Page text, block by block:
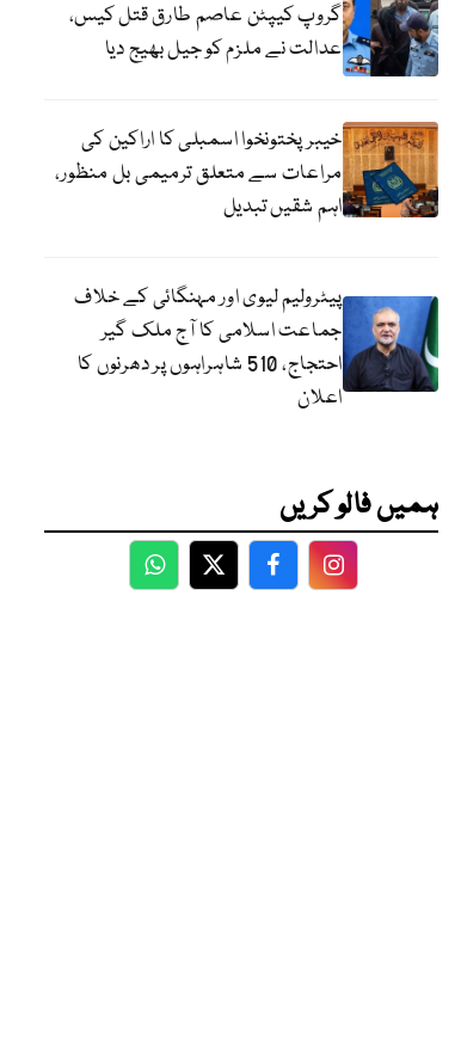
گروپ کیپٹن عاصم طارق قتل کیس،
عدالت نے ملزم کو جیل بھیج دیا
خیبرپختونخوا اسمبلی کا اراکین کی
مراعات سے متعلق ترمیمی بل منظور،
اہم شقیں تبدیل
پیٹرولیم لیوی اور مہنگائی کے خلاف
جماعت اسلامی کا آج ملک گیر
احتجاج، 510 شاہراہوں پر دھرنوں کا
اعلان
ہمیں فالو کریں
WhatsApp
TwitterFacebookFacebook